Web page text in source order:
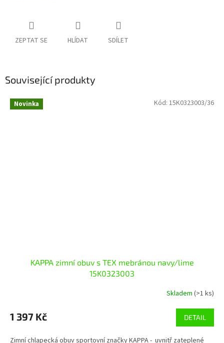
ZEPTAT SE HLÍDAT SDÍLET
Související produkty
Novinka
KAPPA zimní obuv s TEX mebránou navy/lime
15K0323003
Skladem (>1 ks)
1 397 Kč DETAIL
Zimní chlapecká obuv sportovní značky KAPPA - uvnitř zateplené
Kód: 15K0323003/36